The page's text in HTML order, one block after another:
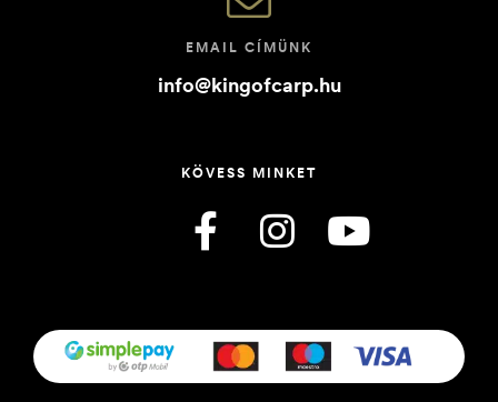
EMAIL CÍMÜNK
info@kingofcarp.hu
KÖVESS MINKET